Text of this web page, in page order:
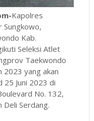
Kapolres
Sungkowo,
Kab.
Seleksi Atlet
Taekwondo
2023 yang akan
25 Juni 2023 di
No. 132,
Deli Serdang.